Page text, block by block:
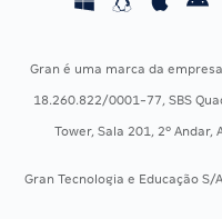
Concursos Saúde
Residência Multiprofissional
Gran é uma marca da empresa
18.260.822/0001-77, SBS
Tower, Sala 201, 2º Andar,
Gran Tecnologia e Educação